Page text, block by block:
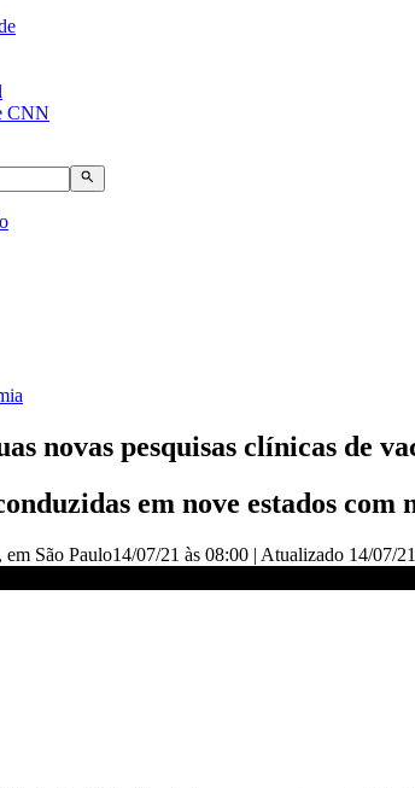
CNN
novas pesquisas clínicas de
em nove estados
São Paulo14/07/21 às 08:00 | Atualizado 14/07/